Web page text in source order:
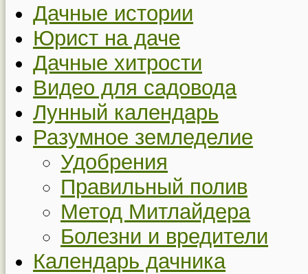
Дачные истории
Юрист на даче
Дачные хитрости
Видео для садовода
Лунный календарь
Разумное земледелие
Удобрения
Правильный полив
Метод Митлайдера
Болезни и вредители
Календарь дачника